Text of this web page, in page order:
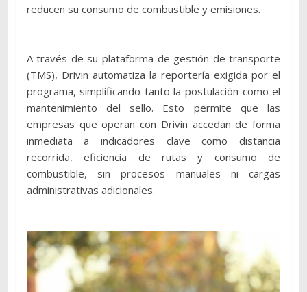
reducen su consumo de combustible y emisiones.
A través de su plataforma de gestión de transporte
(TMS), Drivin automatiza la reportería exigida por el
programa, simplificando tanto la postulación como el
mantenimiento del sello. Esto permite que las
empresas que operan con Drivin accedan de forma
inmediata a indicadores clave como distancia
recorrida, eficiencia de rutas y consumo de
combustible, sin procesos manuales ni cargas
administrativas adicionales.